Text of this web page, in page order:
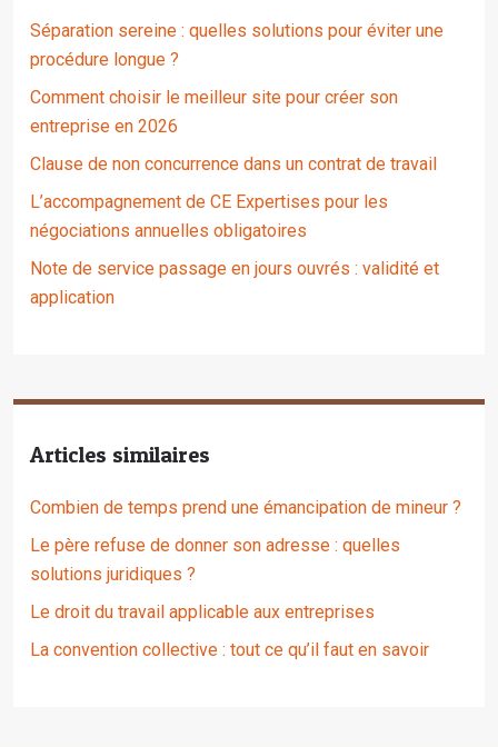
Séparation sereine : quelles solutions pour éviter une
procédure longue ?
Comment choisir le meilleur site pour créer son
entreprise en 2026
Clause de non concurrence dans un contrat de travail
L’accompagnement de CE Expertises pour les
négociations annuelles obligatoires
Note de service passage en jours ouvrés : validité et
application
Articles similaires
Combien de temps prend une émancipation de mineur ?
Le père refuse de donner son adresse : quelles
solutions juridiques ?
Le droit du travail applicable aux entreprises
La convention collective : tout ce qu’il faut en savoir